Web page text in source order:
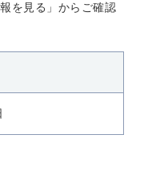
を見る」からご確認